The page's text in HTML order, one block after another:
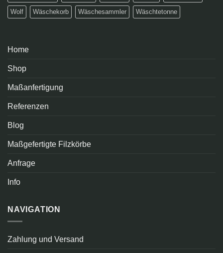
Wolf Wäschekorb Wäschesammler Wäschtetonne
Home
Shop
Maßanfertigung
Referenzen
Blog
Maßgefertigte Filzkörbe
Anfrage
Info
NAVIGATION
Zahlung und Versand